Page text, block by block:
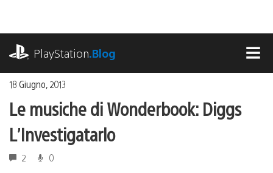
contenuto
PlayStation.Blog
18 Giugno, 2013
Le musiche di Wonderbook: Diggs
L’Investigatarlo
2 0